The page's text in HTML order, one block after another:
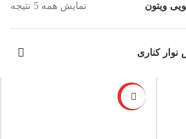
ویتون نمایش همه 5 نتیجه
نوار کناری
-6%